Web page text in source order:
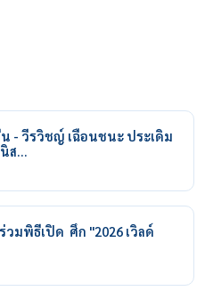
- วีรวิชญ์ เฉือนชนะ ประเดิม
ส…
วมพิธีเปิด ศึก "2026 เวิลด์